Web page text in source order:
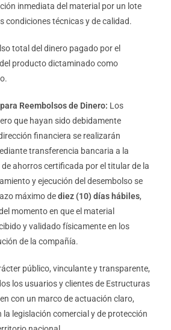
inmediata del material por un lote
condiciones técnicas y de calidad.
total del dinero pagado por el
producto dictaminado como
Reembolsos de Dinero: Los
que hayan sido debidamente
financiera se realizarán
transferencia bancaria a la
ahorros certificada por el titular de la
y ejecución del desembolso se
máximo dediez (10) días hábiles,
momento en que el material
y validado físicamente en los
de la compañía.
público, vinculante y transparente,
los usuarios y clientes de Estructuras
con un marco de actuación claro,
la legislación comercial y de protección